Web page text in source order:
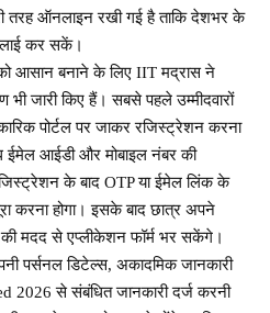
तरह ऑनलाइन रखी गई है ताकि देशभर के
कर सकें।
आसान बनाने के लिए IIT मद्रास ने
जारी किए हैं। सबसे पहले उम्मीदवारों
पोर्टल पर जाकर रजिस्ट्रेशन करना
ईमेल आईडी और मोबाइल नंबर की
के बाद OTP या ईमेल लिंक के
करना होगा। इसके बाद छात्र अपने
मदद से एप्लीकेशन फॉर्म भर सकेंगे।
पर्सनल डिटेल्स, अकादमिक जानकारी
2026 से संबंधित जानकारी दर्ज करनी